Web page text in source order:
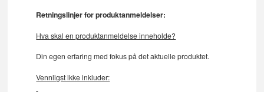
Retningslinjer for produktanmeldelser:
Hva skal en produktanmeldelse inneholde?
Din egen erfaring med fokus på det aktuelle produktet.
Vennligst ikke inkluder: